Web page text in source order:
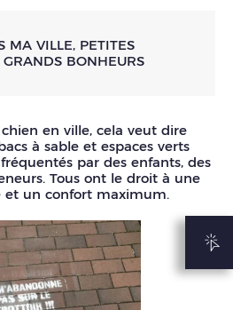
MA VILLE, PETITES
BONHEURS
en ville, cela veut dire
à sable et espaces verts
par des enfants, des
Tous ont le droit à une
et un confort maximum.